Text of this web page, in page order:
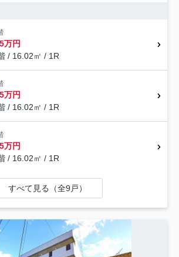
万円
/ 16.02㎡ / 1R
万円
/ 16.02㎡ / 1R
万円
/ 16.02㎡ / 1R
すべて見る（全9戸）